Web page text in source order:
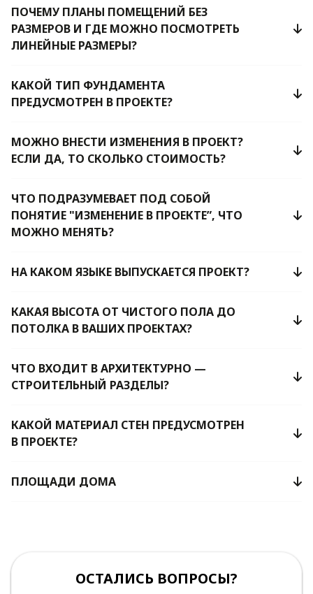
ПОЧЕМУ ПЛАНЫ ПОМЕЩЕНИЙ БЕЗ
РАЗМЕРОВ И ГДЕ МОЖНО ПОСМОТРЕТЬ
ЛИНЕЙНЫЕ РАЗМЕРЫ?
КАКОЙ ТИП ФУНДАМЕНТА
ПРЕДУСМОТРЕН В ПРОЕКТЕ?
МОЖНО ВНЕСТИ ИЗМЕНЕНИЯ В ПРОЕКТ?
ЕСЛИ ДА, ТО СКОЛЬКО СТОИМОСТЬ?
ЧТО ПОДРАЗУМЕВАЕТ ПОД СОБОЙ
ПОНЯТИЕ "ИЗМЕНЕНИЕ В ПРОЕКТЕ”, ЧТО
МОЖНО МЕНЯТЬ?
НА КАКОМ ЯЗЫКЕ ВЫПУСКАЕТСЯ ПРОЕКТ?
КАКАЯ ВЫСОТА ОТ ЧИСТОГО ПОЛА ДО
ПОТОЛКА В ВАШИХ ПРОЕКТАХ?
ЧТО ВХОДИТ В АРХИТЕКТУРНО —
СТРОИТЕЛЬНЫЙ РАЗДЕЛЫ?
КАКОЙ МАТЕРИАЛ СТЕН ПРЕДУСМОТРЕН
В ПРОЕКТЕ?
ПЛОЩАДИ ДОМА
ОСТАЛИСЬ ВОПРОСЫ?